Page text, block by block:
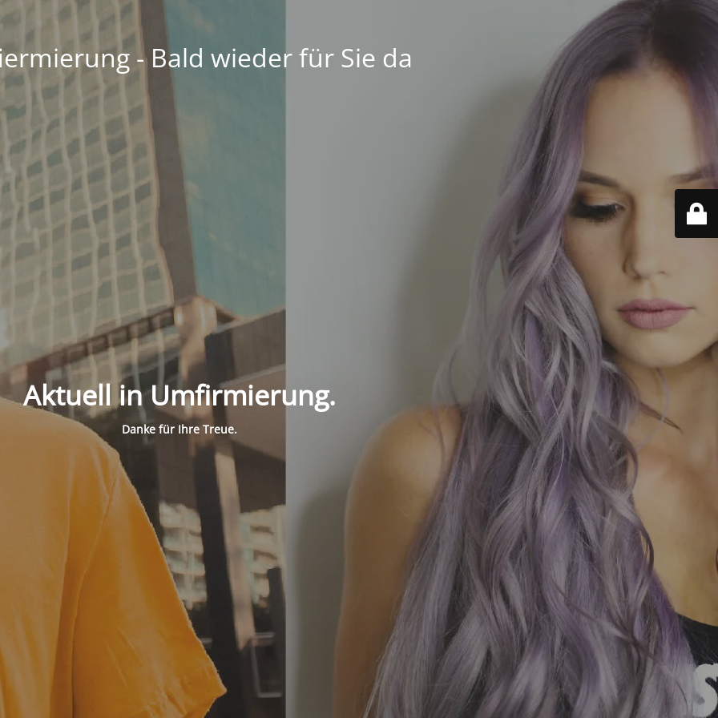
- Bald wieder für Sie da
Aktuell in Umfirmierung.
Danke für Ihre Treue.